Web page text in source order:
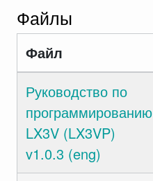
Файлы
Файл
Руководство по
программированию
LX3V (LX3VP)
v1.0.3 (eng)